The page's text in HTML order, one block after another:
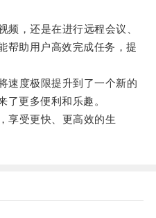
，还是在进行远程会议、
帮助用户高效完成任务，提
度极限提升到了一个新的
了更多便利和乐趣。
受更快、更高效的生